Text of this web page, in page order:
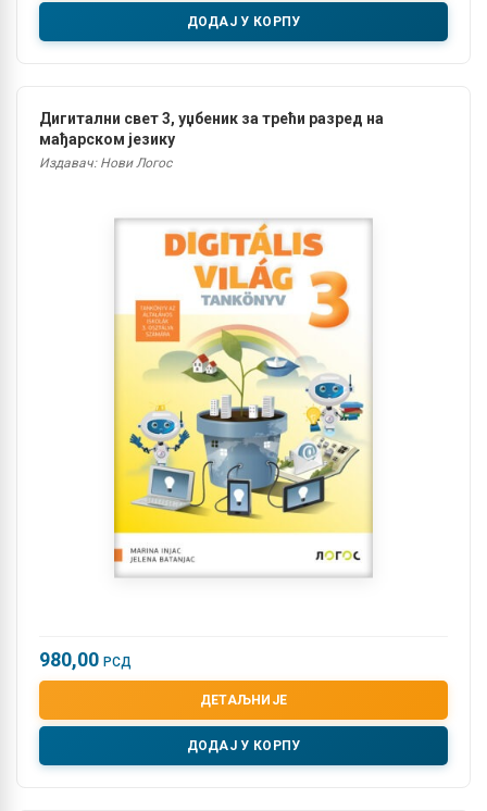
ДОДАЈ У КОРПУ
Дигитални свет 3, уџбеник за трећи разред на
мађарском језику
Издавач: Нови Логос
980,00 РСД
ДЕТАЉНИЈЕ
ДОДАЈ У КОРПУ